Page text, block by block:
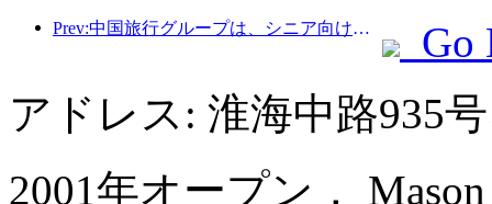
Prev:中国旅行グループは、シニア向け観光市場への進出を目指して「China Travel Good Times」ブランドを立ち上げた。
Go
アドレス: 淮海中路935
2001年オープン， Mason